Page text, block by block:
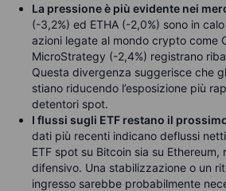
La pressione è più evidente nei
(-3,2%) ed ETHA (-2,0%) sono in
azioni legate al mondo crypto come
MicroStrategy (-2,4%) registrano
Questa divergenza suggerisce che
stiano riducendo l’esposizione più
detentori spot.
I flussi sugli ETF restano il
dati più recenti indicano deflussi
ETF spot su Bitcoin sia su
difensivo. Una stabilizzazione o un
ingresso sarebbe probabilmente